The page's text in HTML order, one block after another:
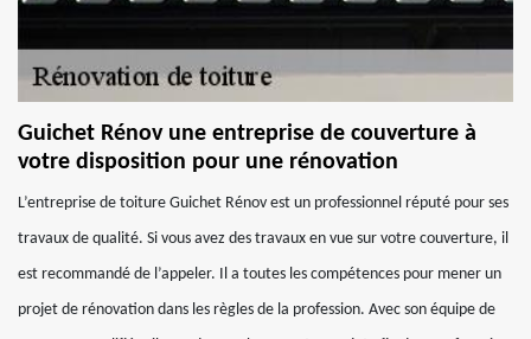
Guichet Rénov une entreprise de couverture à
votre disposition pour une rénovation
L’entreprise de toiture Guichet Rénov est un professionnel réputé pour ses
travaux de qualité. Si vous avez des travaux en vue sur votre couverture, il
est recommandé de l’appeler. Il a toutes les compétences pour mener un
projet de rénovation dans les règles de la profession. Avec son équipe de